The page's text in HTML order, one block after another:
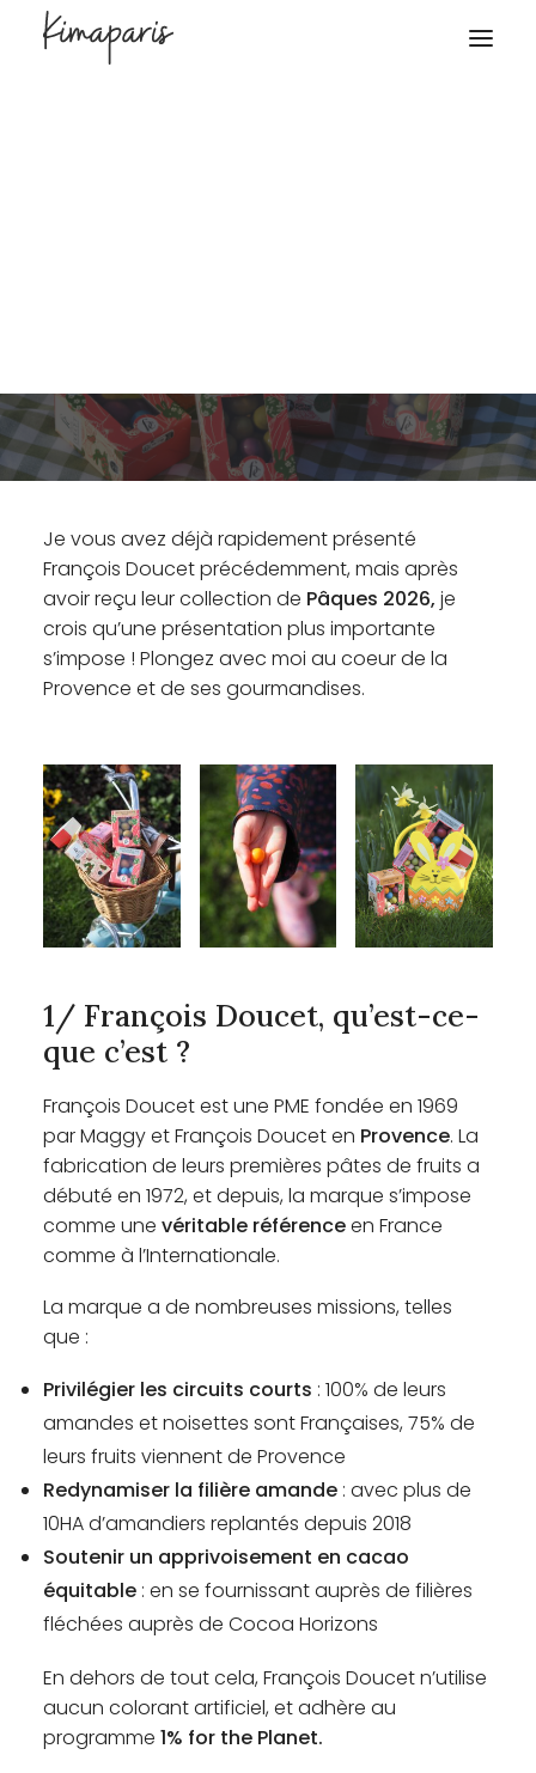
Je vous avez déjà rapidement présenté
François Doucetprécédemment, mais après
avoir reçu leur collection de Pâques 2026, je
crois qu’une présentation plus importante
s’impose ! Plongez avec moi au coeur de la
Provence et de ses gourmandises.
1/ François Doucet, qu’est-ce-
que c’est ?
François Doucet est une PME fondée en 1969
par Maggy et François Doucet en Provence. La
fabrication de leurs premières pâtes de fruits a
débuté en 1972, et depuis, la marque s’impose
comme une véritable référenceen France
comme à l’Internationale.
La marque a de nombreuses missions, telles
que :
Privilégier les circuits courts : 100% de leurs
amandes et noisettes sont Françaises, 75% de
leurs fruits viennent de Provence
Redynamiser la filière amande : avec plus de
10HA d’amandiers replantés depuis 2018
Soutenir un apprivoisement en cacao
équitable : en se fournissant auprès de filières
fléchées auprès de Cocoa Horizons
En dehors de tout cela, François Doucet n’utilise
aucun colorant artificiel, et adhère au
programme 1% for the Planet.